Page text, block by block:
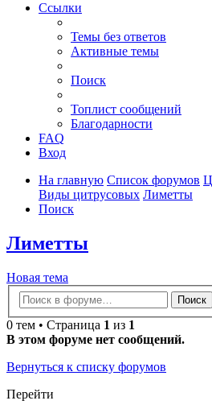
Ссылки
Темы без ответов
Активные темы
Поиск
Топлист сообщений
Благодарности
FAQ
Вход
На главную Список форумов
Виды цитрусовых Лиметты
Поиск
Лиметты
Новая тема
Поиск
0 тем • Страница 1 из 1
В этом форуме нет сообщений.
Вернуться к списку форумов
Перейти